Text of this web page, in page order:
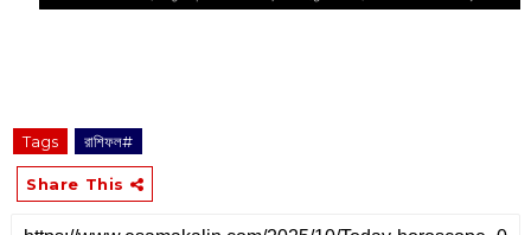
Tags রাশিফল#
Share This